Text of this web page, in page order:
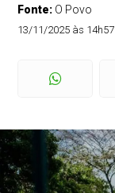
Fonte: O Povo
13/11/2025 às 14h57